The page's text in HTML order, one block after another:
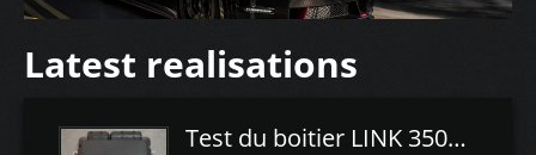
Latest realisations
Test du boitier LINK 350Z Plugin ECU